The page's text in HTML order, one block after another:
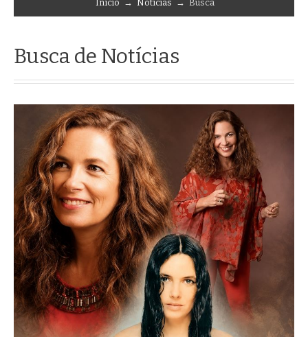
Início → Notícias → Busca
Busca de Notícias